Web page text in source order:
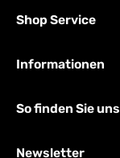
Shop Service
Informationen
So finden Sie uns
Newsletter